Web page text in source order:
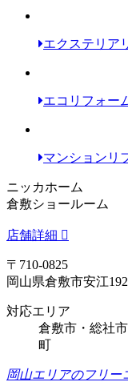
エクステリア
エコリフォー
マンションリ
ニッカホーム
倉敷ショールーム
店舗詳細
〒710-0825
岡山県倉敷市安江
対応エリア
倉敷市・総社
町
岡山エリアのフリー